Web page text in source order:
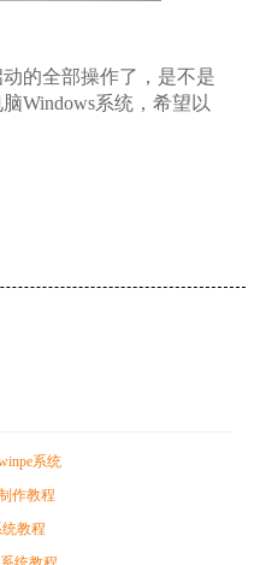
的全部操作了，是不是
Windows系统，希望以
系统
作教程
教程